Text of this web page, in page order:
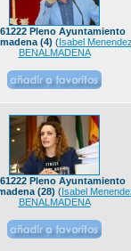
Pleno Ayuntamiento
(4) (Isabel Menendez
BENALMADENA
Pleno Ayuntamiento
(28) (Isabel
BENALMADENA